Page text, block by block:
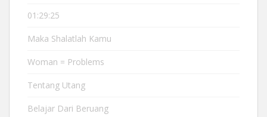
01:29:25
Maka Shalatlah Kamu
Woman = Problems
Tentang Utang
Belajar Dari Beruang